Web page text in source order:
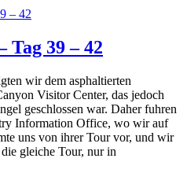
Tag 39 – 42
wir dem asphaltierten
Visitor Center, das jedoch
geschlossen war. Daher fuhren
Information Office, wo wir auf
uns von ihrer Tour vor, und wir
gleiche Tour, nur in